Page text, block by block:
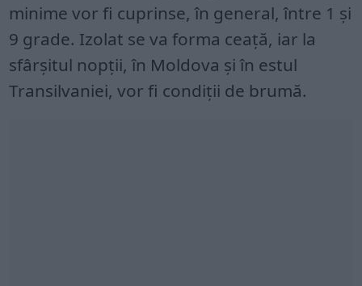
minime vor fi cuprinse, în general, între 1 și
9 grade. Izolat se va forma ceață, iar la
sfârşitul nopţii, în Moldova şi în estul
Transilvaniei, vor fi condiţii de brumă.